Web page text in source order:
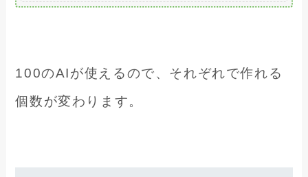
100のAIが使えるので、それぞれで作れる
個数が変わります。